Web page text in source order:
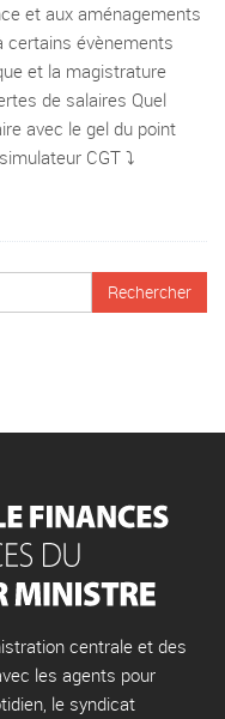
et aux aménagements
certains évènements
et la magistrature
de salaires Quel
avec le gel du point
CGT ⤵️
centrale et des
les agents pour
le syndicat